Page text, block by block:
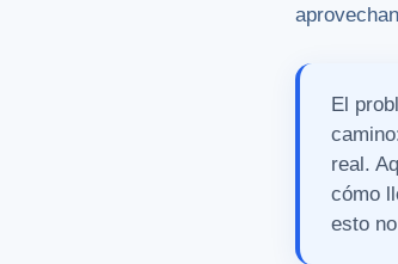
El
real.
cómo
esto